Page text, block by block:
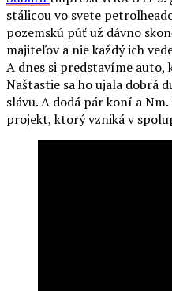
stálicou vo svete
pozemskú púť už dávno
majiteľov a nie každý ich
A dnes si predstavíme auto,
Naštastie sa ho ujala dobrá
slávu. A dodá pár koní a
projekt, ktorý vzniká v